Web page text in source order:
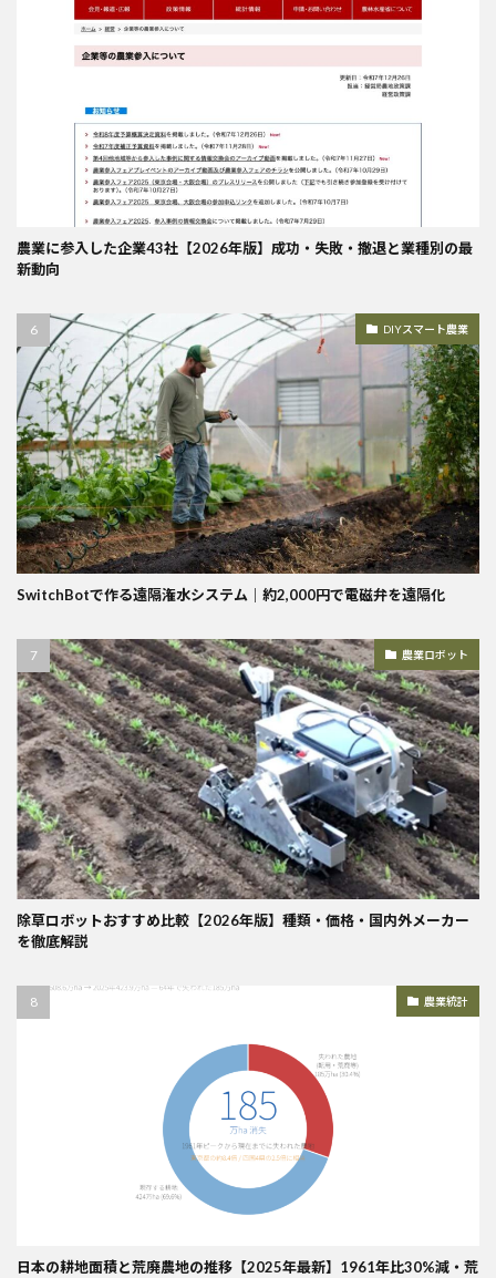
農業に参入した企業43社【2026年版】成功・失敗・撤退と業種別の最
新動向
DIYスマート農業
SwitchBotで作る遠隔潅水システム｜約2,000円で電磁弁を遠隔化
農業ロボット
除草ロボットおすすめ比較【2026年版】種類・価格・国内外メーカー
を徹底解説
農業統計
日本の耕地面積と荒廃農地の推移【2025年最新】1961年比30%減・荒